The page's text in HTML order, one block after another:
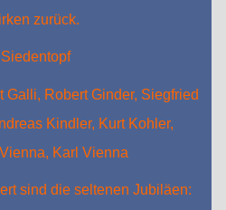
zurück.
Galli, Robert Ginder, Siegfried
Kindler, Kurt Kohler,
Karl Vienna
sind die seltenen Jubiläen: